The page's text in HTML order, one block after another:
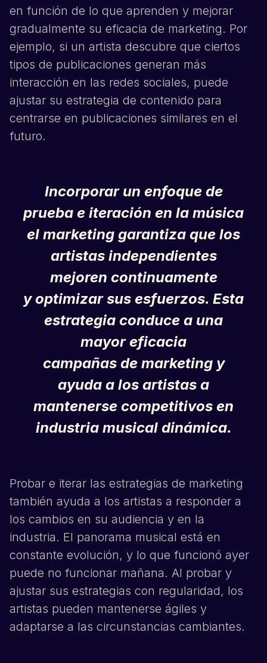
en función de lo que aprenden y mejorar
gradualmente su eficacia de marketing. Por
ejemplo, si un artista descubre que ciertos
tipos de publicaciones generan más
interacción en las redes sociales, puede
ajustar su estrategia de contenido para
centrarse en publicaciones similares en el
futuro.
Incorporar un enfoque de
prueba e iteración en la música
el marketing garantiza que los
artistas independientes
mejoren continuamente
y optimizar sus esfuerzos. Esta
estrategia conduce a una
mayor eficacia
campañas de marketing y
ayuda a los artistas a
mantenerse competitivos en
industria musical dinámica.
Probar e iterar las estrategias de marketing
también ayuda a los artistas a responder a
los cambios en su audiencia y en la
industria. El panorama musical está en
constante evolución, y lo que funcionó ayer
puede no funcionar mañana. Al probar y
ajustar sus estrategias con regularidad, los
artistas pueden mantenerse ágiles y
adaptarse a las circunstancias cambiantes.